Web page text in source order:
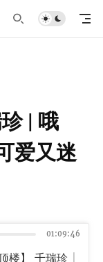
| 哦
爱又迷
01:09:46